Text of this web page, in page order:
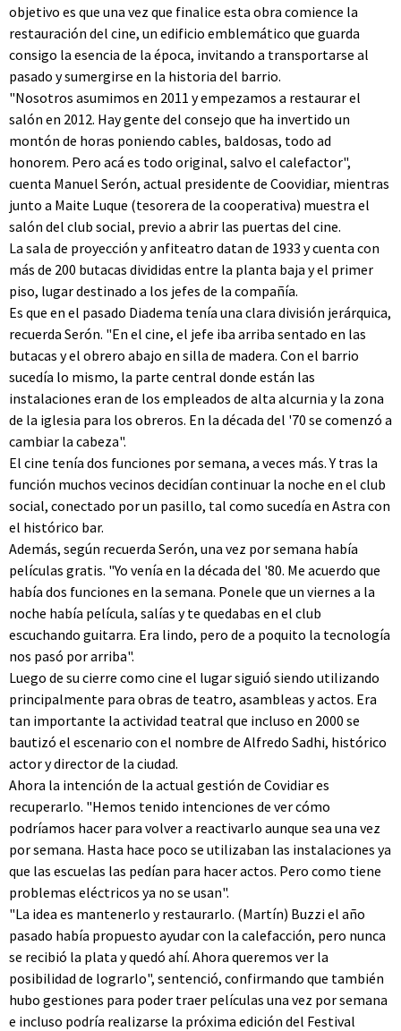
objetivo es que una vez que finalice esta obra comience la
restauración del cine, un edificio emblemático que guarda
consigo la esencia de la época, invitando a transportarse al
pasado y sumergirse en la historia del barrio.
"Nosotros asumimos en 2011 y empezamos a restaurar el
salón en 2012. Hay gente del consejo que ha invertido un
montón de horas poniendo cables, baldosas, todo ad
honorem. Pero acá es todo original, salvo el calefactor",
cuenta Manuel Serón, actual presidente de Coovidiar, mientras
junto a Maite Luque (tesorera de la cooperativa) muestra el
salón del club social, previo a abrir las puertas del cine.
La sala de proyección y anfiteatro datan de 1933 y cuenta con
más de 200 butacas divididas entre la planta baja y el primer
piso, lugar destinado a los jefes de la compañía.
Es que en el pasado Diadema tenía una clara división jerárquica,
recuerda Serón. "En el cine, el jefe iba arriba sentado en las
butacas y el obrero abajo en silla de madera. Con el barrio
sucedía lo mismo, la parte central donde están las
instalaciones eran de los empleados de alta alcurnia y la zona
de la iglesia para los obreros. En la década del '70 se comenzó a
cambiar la cabeza".
El cine tenía dos funciones por semana, a veces más. Y tras la
función muchos vecinos decidían continuar la noche en el club
social, conectado por un pasillo, tal como sucedía en Astra con
el histórico bar.
Además, según recuerda Serón, una vez por semana había
películas gratis. "Yo venía en la década del '80. Me acuerdo que
había dos funciones en la semana. Ponele que un viernes a la
noche había película, salías y te quedabas en el club
escuchando guitarra. Era lindo, pero de a poquito la tecnología
nos pasó por arriba".
Luego de su cierre como cine el lugar siguió siendo utilizando
principalmente para obras de teatro, asambleas y actos. Era
tan importante la actividad teatral que incluso en 2000 se
bautizó el escenario con el nombre de Alfredo Sadhi, histórico
actor y director de la ciudad.
Ahora la intención de la actual gestión de Covidiar es
recuperarlo. "Hemos tenido intenciones de ver cómo
podríamos hacer para volver a reactivarlo aunque sea una vez
por semana. Hasta hace poco se utilizaban las instalaciones ya
que las escuelas las pedían para hacer actos. Pero como tiene
problemas eléctricos ya no se usan".
"La idea es mantenerlo y restaurarlo. (Martín) Buzzi el año
pasado había propuesto ayudar con la calefacción, pero nunca
se recibió la plata y quedó ahí. Ahora queremos ver la
posibilidad de lograrlo", sentenció, confirmando que también
hubo gestiones para poder traer películas una vez por semana
e incluso podría realizarse la próxima edición del Festival